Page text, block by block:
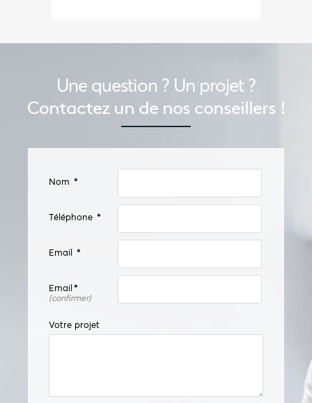
Une question ? Un projet ?
Contactez un de nos conseillers !
Nom *
Téléphone *
Email *
Email*
(confirmer)
Votre projet